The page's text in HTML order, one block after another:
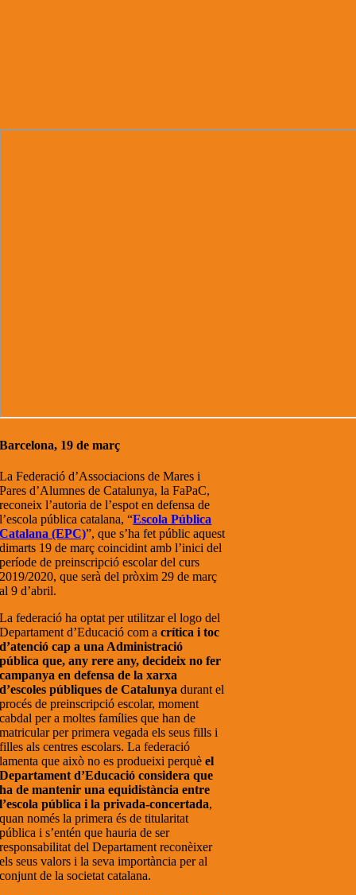
Barcelona, 19 de març
La Federació d’Associacions de Mares i
Pares d’Alumnes de Catalunya, la FaPaC,
reconeix l’autoria de l’espot en defensa de
l’escola pública catalana, “Escola Pública
Catalana (EPC)”, que s’ha fet públic aquest
dimarts 19 de març coincidint amb l’inici del
període de preinscripció escolar del curs
2019/2020, que serà del pròxim 29 de març
al 9 d’abril.
La federació ha optat per utilitzar el logo del
Departament d’Educació com acrítica i toc
d’atenció cap a una Administració
pública que, any rere any, decideix no fer
campanya en defensa de la xarxa
d’escoles públiques de Catalunya durant el
procés de preinscripció escolar, moment
cabdal per a moltes famílies que han de
matricular per primera vegada els seus fills i
filles als centres escolars. La federació
lamenta que això no es produeixi perquèel
Departament d’Educació considera que
ha de mantenir una equidistància entre
l’escola pública i la privada-concertada,
quan només la primera és de titularitat
pública i s’entén que hauria de ser
responsabilitat del Departament reconèixer
els seus valors i la seva importància per al
conjunt de la societat catalana.